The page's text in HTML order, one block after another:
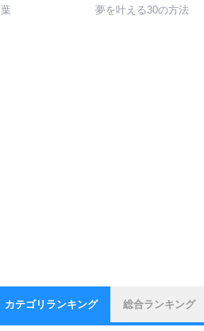
夢を叶える30の方法
カテゴリランキング 総合ランキング